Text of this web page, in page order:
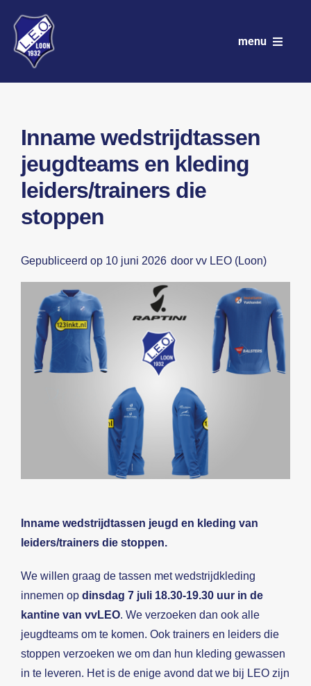
naar
inhoud
menu
Wedstrijdprogramma
Nieuws
Activiteitenkalender
Beeldbank
Contact
Inname wedstrijdtassen
jeugdteams en kleding
leiders/trainers die
stoppen
Gepubliceerd op 10 juni 2026 door vv LEO (Loon)
Inname wedstrijdtassen jeugd en kleding van
leiders/trainers die stoppen.
We willen graag de tassen met wedstrijdkleding
innemen op dinsdag 7 juli 18.30-19.30 uur in de
kantine van vvLEO. We verzoeken dan ook alle
jeugdteams om te komen. Ook trainers en leiders die
stoppen verzoeken we om dan hun kleding gewassen
in te leveren. Het is de enige avond dat we bij LEO zijn